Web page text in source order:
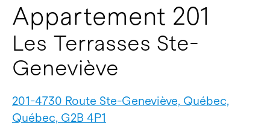
Appartement 201
Les Terrasses Ste-
Geneviève
201-4730 Route Ste-Geneviève, Québec,
Québec, G2B 4P1